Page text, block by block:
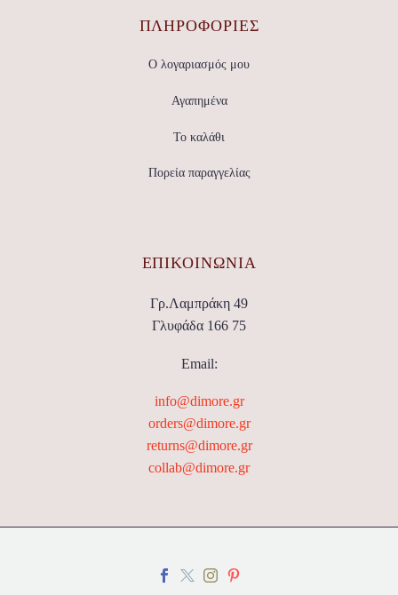
ΠΛΗΡΟΦΟΡΙΕΣ
Ο λογαριασμός μου
Αγαπημένα
Το καλάθι
Πορεία παραγγελίας
ΕΠΙΚΟΙΝΩΝΊΑ
Γρ.Λαμπράκη 49
Γλυφάδα 166 75
Email:
info@dimore.gr
orders@dimore.gr
returns@dimore.gr
collab@dimore.gr